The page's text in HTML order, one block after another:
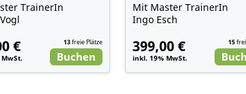
TrainerIn
€ 13freie Plätze
Buchen
Mit Master TrainerIn
Ingo Esch
399,00 €
inkl. 19% MwSt.
15